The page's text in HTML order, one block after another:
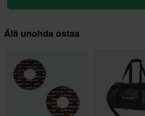
Älä unohda ostaa